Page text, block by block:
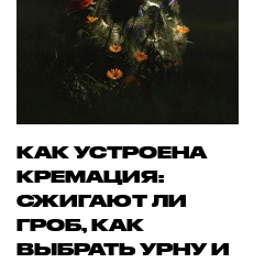
КАК УСТРОЕНА
КРЕМАЦИЯ:
СЖИГАЮТ ЛИ
ГРОБ, КАК
ВЫБРАТЬ УРНУ И